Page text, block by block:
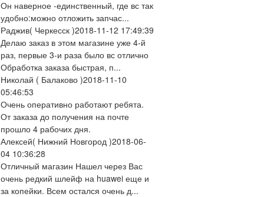
Он наверное -единственный, где вс так
удобно:можно отложить запчас...
Раджив( Черкесск )2018-11-12 17:49:39
Делаю заказ в этом магазине уже 4-й
раз, первые 3-и раза было вс отлично
Обработка заказа быстрая, п...
Николай ( Балаково )2018-11-10
05:46:53
Очень оперативно работают ребята.
От заказа до получения на почте
прошло 4 рабочих дня.
Алексей( Нижний Новгород )2018-06-
04 10:36:28
Отличный магазин Нашел через Вас
очень редкий шлейф на huawei еще и
за копейки. Всем остался очень д...